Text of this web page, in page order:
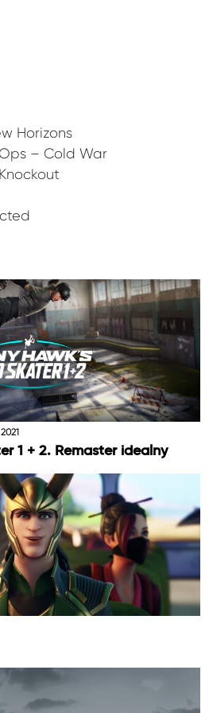
Horizons
– Cold War
1 + 2. Remaster idealny